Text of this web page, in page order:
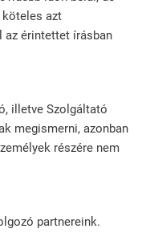
köteles azt
az érintettet írásban
illetve Szolgáltató
megismerni, azonban
részére nem
partnereink.